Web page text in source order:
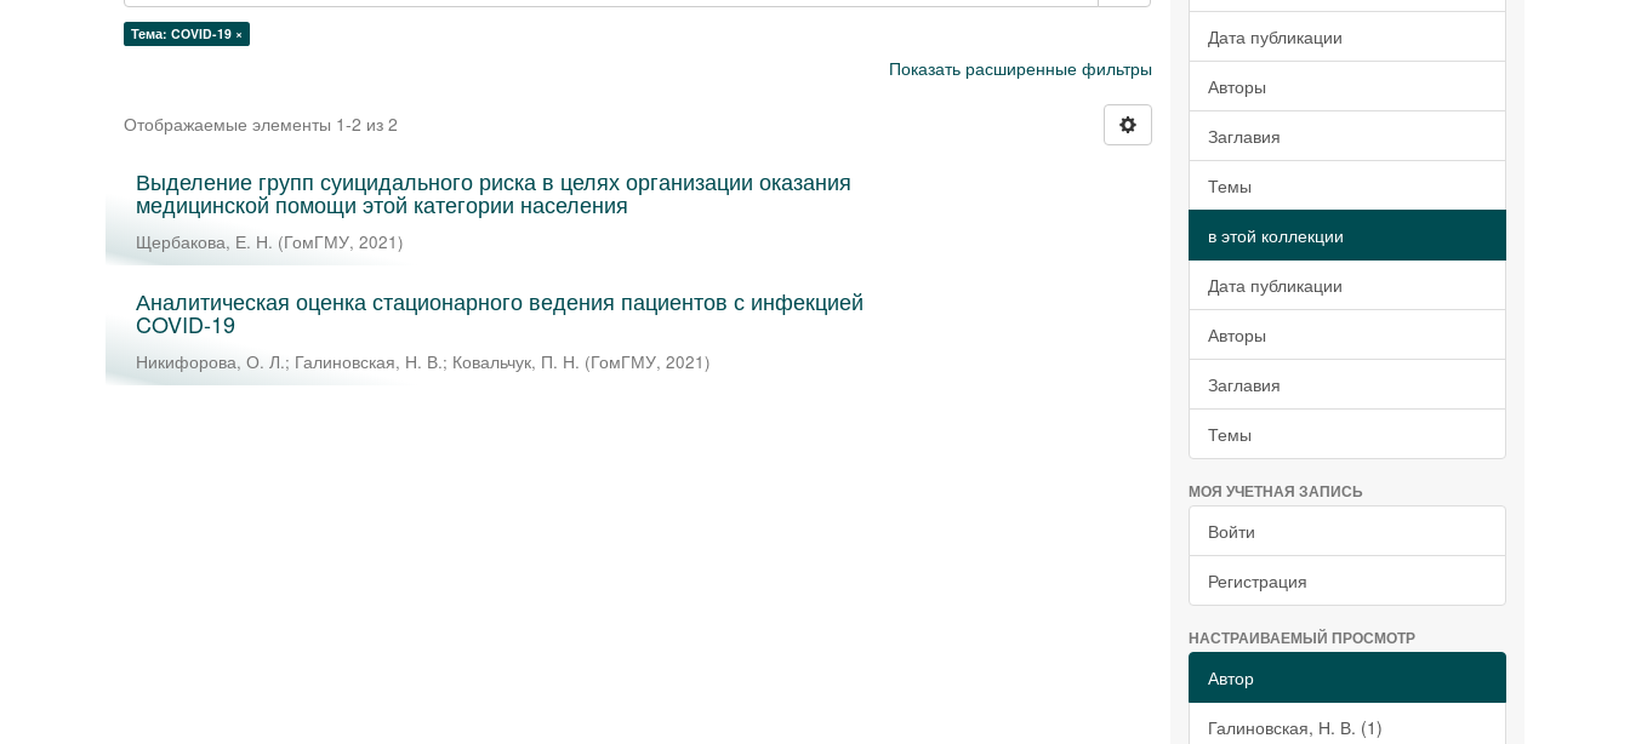
Тема: COVID-19 ×
Показать расширенные фильтры
Отображаемые элементы 1-2 из 2
Выделение групп суицидального риска в целях организации оказания
медицинской помощи этой категории населения
Щербакова, Е. Н. (ГомГМУ, 2021)
Аналитическая оценка стационарного ведения пациентов с инфекцией
COVID-19
Никифорова, О. Л.; Галиновская, Н. В.; Ковальчук, П. Н. (ГомГМУ, 2021)
Дата публикации
Авторы
Заглавия
Темы
в этой коллекции
Дата публикации
Авторы
Заглавия
Темы
МОЯ УЧЕТНАЯ ЗАПИСЬ
Войти
Регистрация
НАСТРАИВАЕМЫЙ ПРОСМОТР
Автор
Галиновская, Н. В. (1)